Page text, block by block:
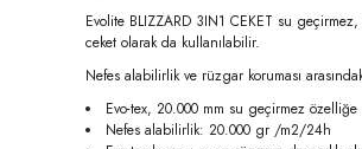
Evolite BLIZZARD 3IN1 CEKET su
ceket olarak da kullanılabilir.
Nefes alabilirlik ve rüzgar koruması
Evo-tex, 20.000 mm su geçirmez
Nefes alabilirlik: 20.000 gr /m2/24h